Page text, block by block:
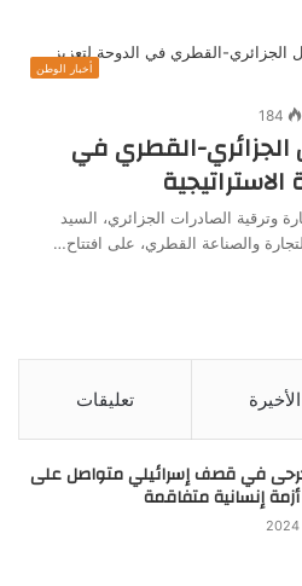
أخبار الوطن
184
الجزائري-القطري في
وترقية الصادرات الجزائري، السيد
والصناعة القطري، على افتتاح…
الأخيرة تعليقات
في قصف إسرائيلي متواصل على
إنسانية متفاقمة